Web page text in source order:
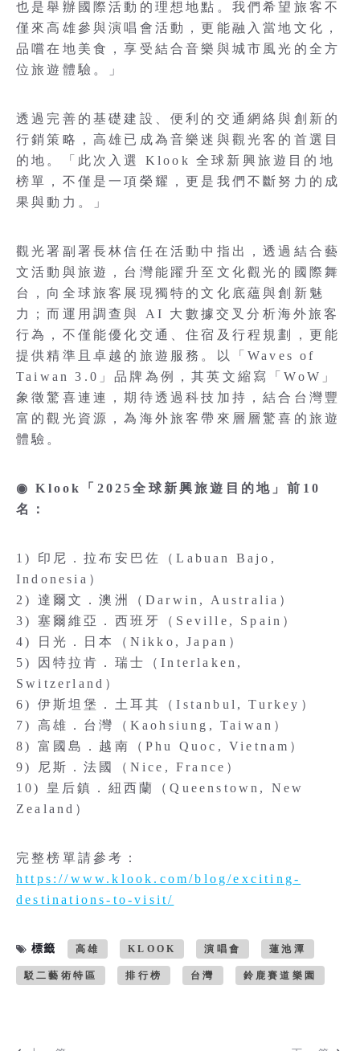
也是舉辦國際活動的理想地點。我們希望旅客不
僅來高雄參與演唱會活動，更能融入當地文化，
品嚐在地美食，享受結合音樂與城市風光的全方
位旅遊體驗。」
透過完善的基礎建設、便利的交通網絡與創新的
行銷策略，高雄已成為音樂迷與觀光客的首選目
的地。「此次入選 Klook 全球新興旅遊目的地
榜單，不僅是一項榮耀，更是我們不斷努力的成
果與動力。」
觀光署副署長林信任在活動中指出，透過結合藝
文活動與旅遊，台灣能躍升至文化觀光的國際舞
台，向全球旅客展現獨特的文化底蘊與創新魅
力；而運用調查與 AI 大數據交叉分析海外旅客
行為，不僅能優化交通、住宿及行程規劃，更能
提供精準且卓越的旅遊服務。以「Waves of
Taiwan 3.0」品牌為例，其英文縮寫「WoW」
象徵驚喜連連，期待透過科技加持，結合台灣豐
富的觀光資源，為海外旅客帶來層層驚喜的旅遊
體驗。
◉ Klook「2025全球新興旅遊目的地」前10
名：
1) 印尼．拉布安巴佐（Labuan Bajo,
Indonesia）
2) 達爾文．澳洲（Darwin, Australia）
3) 塞爾維亞．西班牙（Seville, Spain）
4) 日光．日本（Nikko, Japan）
5) 因特拉肯．瑞士（Interlaken,
Switzerland）
6) 伊斯坦堡．土耳其（Istanbul, Turkey）
7) 高雄．台灣（Kaohsiung, Taiwan）
8) 富國島．越南（Phu Quoc, Vietnam）
9) 尼斯．法國（Nice, France）
10) 皇后鎮．紐西蘭（Queenstown, New
Zealand）
完整榜單請參考：
https://www.klook.com/blog/exciting-
destinations-to-visit/
標籤 高雄 KLOOK 演唱會 蓮池潭
駁二藝術特區 排行榜 台灣 鈴鹿賽道樂園